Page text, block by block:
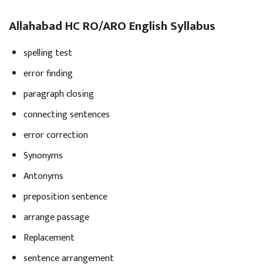
Allahabad HC RO/ARO English Syllabus
spelling test
error finding
paragraph closing
connecting sentences
error correction
Synonyms
Antonyms
preposition sentence
arrange passage
Replacement
sentence arrangement